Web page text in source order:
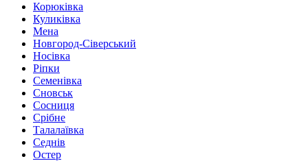
Корюківка
Куликівка
Мена
Новгород-Сіверський
Носівка
Ріпки
Семенівка
Сновськ
Сосниця
Срібне
Талалаївка
Седнів
Остер